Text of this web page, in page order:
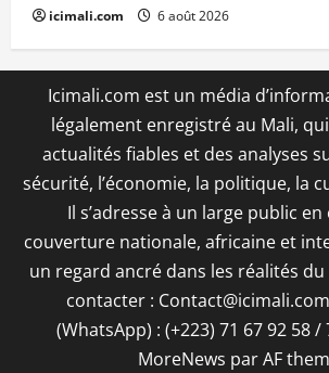
icimali.com 6 août 2026
Icimali.com est un média
légalement enregistré au Mali,
actualités fiables et des analyses
sécurité, l’économie, la politique, la
Il s’adresse à un large public
couverture nationale, africaine et
un regard ancré dans les réalités
contacter :
(WhatsApp) : (+223) 71 67 92 58 /
MoreNews par AF